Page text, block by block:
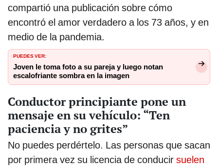
compartió una publicación sobre cómo
encontró el amor verdadero a los 73 años, y en
medio de la pandemia.
PUEDES VER:
Joven le toma foto a su pareja y luego notan
escalofriante sombra en la imagen
Conductor principiante pone un
mensaje en su vehículo: “Ten
paciencia y no grites”
No puedes perdértelo. Las personas que sacan
por primera vez su licencia de conducir suelen